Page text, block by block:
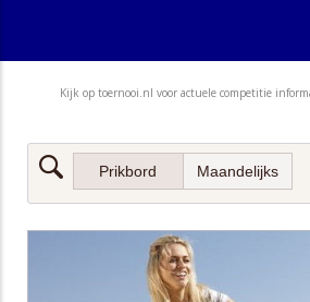
Kijk op toernooi.nl voor actuele competitie